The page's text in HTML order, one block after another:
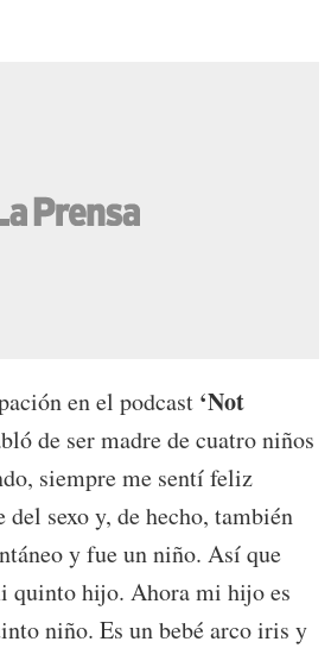
en el podcast ‘Not
de ser madre de cuatro niños
siempre me sentí feliz
del sexo y, de hecho, también
y fue un niño. Así que
quinto hijo. Ahora mi hijo es
niño. Es un bebé arco iris y